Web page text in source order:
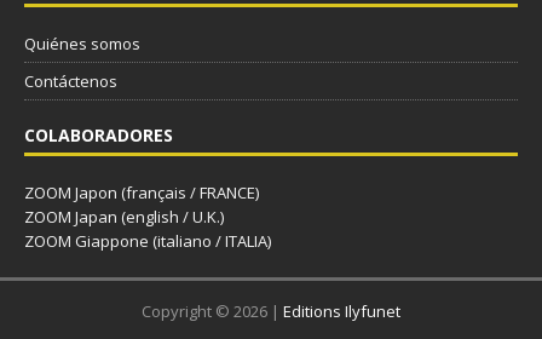
Quiénes somos
Contáctenos
COLABORADORES
ZOOM Japon (français / FRANCE)
ZOOM Japan (english / U.K.)
ZOOM Giappone (italiano / ITALIA)
Copyright © 2026 | Editions Ilyfunet